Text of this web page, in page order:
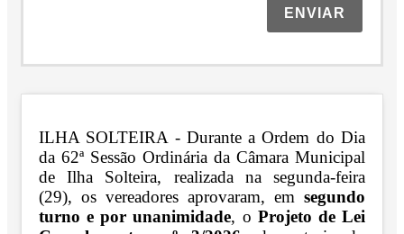
ENVIAR
ILHA SOLTEIRA - Durante a Ordem do Dia
da 62ª Sessão Ordinária da Câmara Municipal
de Ilha Solteira, realizada na segunda-feira
(29), os vereadores aprovaram, em segundo
turno e por unanimidade, o Projeto de Lei